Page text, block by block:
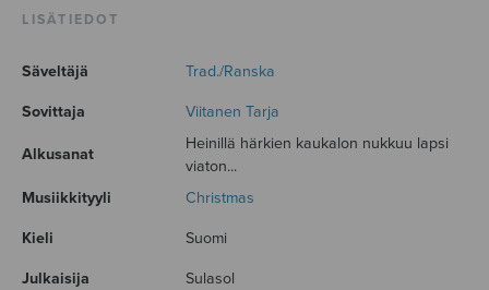
LISÄTIEDOT
Säveltäjä Trad./Ranska
Sovittaja Viitanen Tarja
Alkusanat
Heinillä härkien kaukalon nukkuu lapsi
viaton...
Musiikkityyli
Christmas
Kieli Suomi
Julkaisija Sulasol